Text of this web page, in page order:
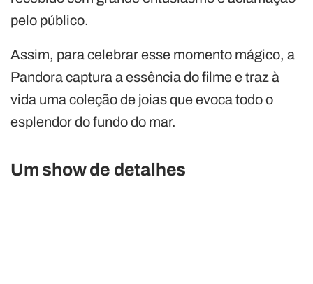
pelo público.
Assim, para celebrar esse momento mágico, a
Pandora captura a essência do filme e traz à
vida uma coleção de joias que evoca todo o
esplendor do fundo do mar.
Um show de detalhes